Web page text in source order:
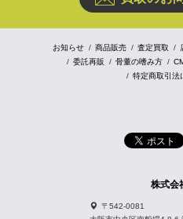
お知らせ 商品販売 査定買取
委託再販
骨董の嗜み方
特定商取引法
株式会
〒542-0081